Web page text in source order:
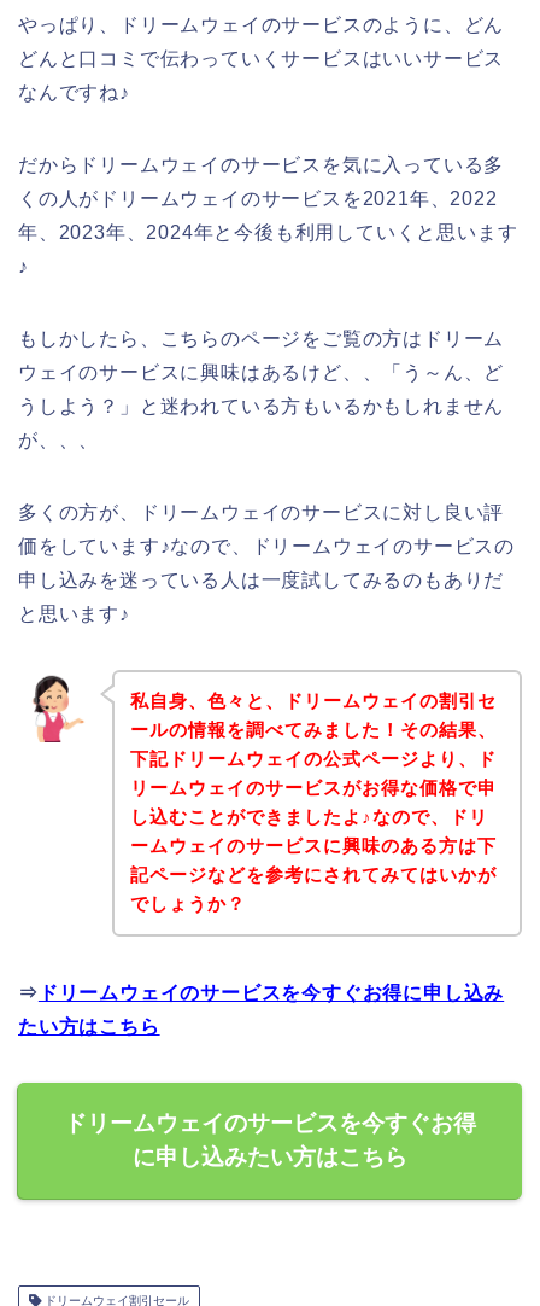
やっぱり、ドリームウェイのサービスのように、どん
どんと口コミで伝わっていくサービスはいいサービス
なんですね♪
だからドリームウェイのサービスを気に入っている多
くの人がドリームウェイのサービスを2021年、2022
年、2023年、2024年と今後も利用していくと思います
♪
もしかしたら、こちらのページをご覧の方はドリーム
ウェイのサービスに興味はあるけど、、「う～ん、ど
うしよう？」と迷われている方もいるかもしれません
が、、、
多くの方が、ドリームウェイのサービスに対し良い評
価をしています♪なので、ドリームウェイのサービスの
申し込みを迷っている人は一度試してみるのもありだ
と思います♪
私自身、色々と、ドリームウェイの割引セ
ールの情報を調べてみました！その結果、
下記ドリームウェイの公式ページより、ド
リームウェイのサービスがお得な価格で申
し込むことができましたよ♪なので、ドリ
ームウェイのサービスに興味のある方は下
記ページなどを参考にされてみてはいかが
でしょうか？
⇒ ドリームウェイのサービスを今すぐお得に申し込み
たい方はこちら
ドリームウェイのサービスを今すぐお得
に申し込みたい方はこちら
ドリームウェイ割引セール